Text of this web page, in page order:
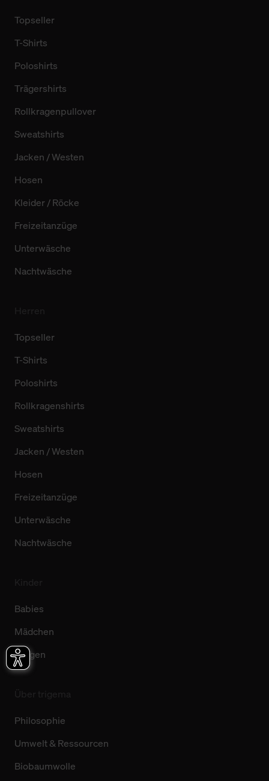
Topseller
T-Shirts
Poloshirts
Trägershirts
Rollkragenpullover
Sweatshirts
Jacken / Westen
Hosen
Kleider / Röcke
Freizeitanzüge
Unterwäsche
Nachtwäsche
Topseller
T-Shirts
Poloshirts
Rollkragenshirts
Sweatshirts
Jacken / Westen
Hosen
Freizeitanzüge
Unterwäsche
Nachtwäsche
Babies
Mädchen
Jungen
Philosophie
Umwelt & Ressourcen
Biobaumwolle